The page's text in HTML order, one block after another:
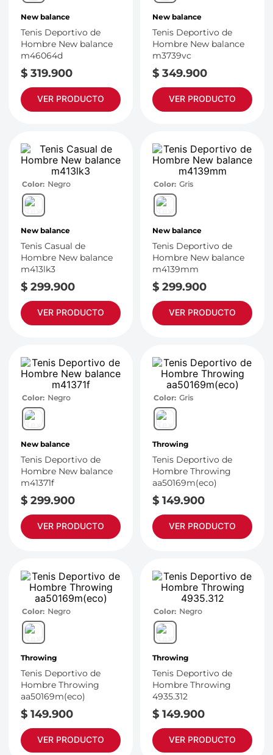
New balance
Tenis Deportivo de
Hombre New balance
m46064d
$ 319.900
VER PRODUCTO
New balance
Tenis Deportivo de
Hombre New balance
m3739vc
$ 349.900
VER PRODUCTO
Color Negro
New balance
Tenis Casual de
Hombre New balance
m413lk3
$ 299.900
VER PRODUCTO
Color Gris
New balance
Tenis Deportivo de
Hombre New balance
m4139mm
$ 299.900
VER PRODUCTO
Color Negro
New balance
Tenis Deportivo de
Hombre New balance
m41371f
$ 299.900
VER PRODUCTO
Color Gris
Throwing
Tenis Deportivo de
Hombre Throwing
aa50169m(eco)
$ 149.900
VER PRODUCTO
Color Negro
Throwing
Tenis Deportivo de
Hombre Throwing
aa50169m(eco)
$ 149.900
VER PRODUCTO
Color Negro
Throwing
Tenis Deportivo de
Hombre Throwing
4935.312
$ 149.900
VER PRODUCTO
8.
skechers
9.
cartago